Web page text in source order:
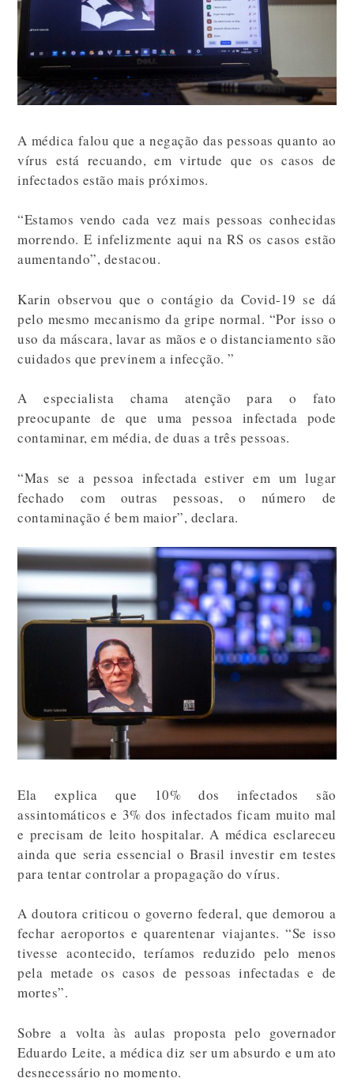
A médica falou que a negação das pessoas quanto ao
vírus está recuando, em virtude que os casos de
infectados estão mais próximos.
“Estamos vendo cada vez mais pessoas conhecidas
morrendo. E infelizmente aqui na RS os casos estão
aumentando”, destacou.
Karin observou que o contágio da Covid-19 se dá
pelo mesmo mecanismo da gripe normal. “Por isso o
uso da máscara, lavar as mãos e o distanciamento são
cuidados que previnem a infecção. ”
A especialista chama atenção para o fato
preocupante de que uma pessoa infectada pode
contaminar, em média, de duas a três pessoas.
“Mas se a pessoa infectada estiver em um lugar
fechado com outras pessoas, o número de
contaminação é bem maior”, declara.
Ela explica que 10% dos infectados são
assintomáticos e 3% dos infectados ficam muito mal
e precisam de leito hospitalar. A médica esclareceu
ainda que seria essencial o Brasil investir em testes
para tentar controlar a propagação do vírus.
A doutora criticou o governo federal, que demorou a
fechar aeroportos e quarentenar viajantes. “Se isso
tivesse acontecido, teríamos reduzido pelo menos
pela metade os casos de pessoas infectadas e de
mortes”.
Sobre a volta às aulas proposta pelo governador
Eduardo Leite, a médica diz ser um absurdo e um ato
desnecessário no momento.